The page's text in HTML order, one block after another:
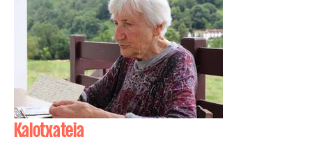
Kalotxateia